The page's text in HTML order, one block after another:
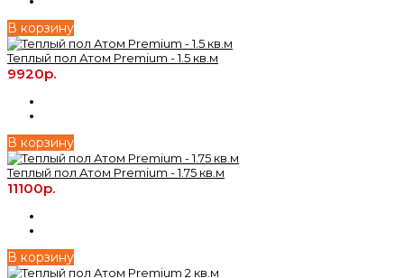
В корзину
Теплый пол Атом Premium - 1.5 кв.м
9920р.
В корзину
Теплый пол Атом Premium - 1.75 кв.м
11100р.
В корзину